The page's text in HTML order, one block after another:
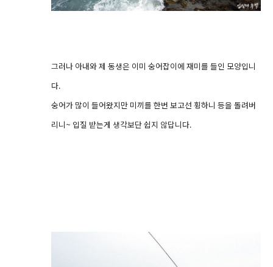
그러나 아내와 제 동생은 이미 숭어잡이에 재미를 들인 모양입니
다.
숭어가 많이 들어왔지만 미끼를 한번 보고선 휭하니 등을 돌려버
리니~ 입질 받는게 생각보단 쉽지 않답니다.